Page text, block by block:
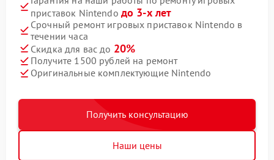
приставок Nintendo до 3-х лет
Срочный ремонт игровых приставок Nintendo в
течении часа
Скидка для вас до 20%
Получите 1500 рублей на ремонт
Оригинальные комплектующие Nintendo
Получить консультацию
Наши цены